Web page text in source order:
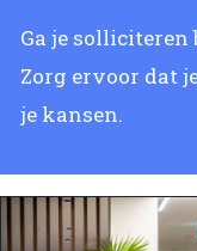
Ga je solliciteren
Zorg ervoor dat
je kansen.